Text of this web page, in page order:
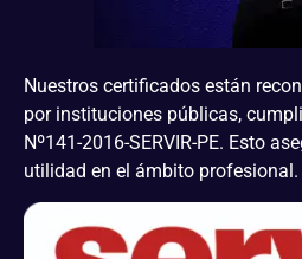
Nuestros certificados están
por instituciones públicas,
Nº141-2016-SERVIR-PE. Esto
utilidad en el ámbito profesional.